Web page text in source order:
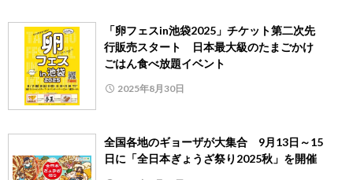
「卵フェスin池袋2025」チケット第二次先
行販売スタート 日本最大級のたまごかけ
ごはん食べ放題イベント
2025年8月30日
全国各地のギョーザが大集合 9月13日～15
日に「全日本ぎょうざ祭り2025秋」を開催